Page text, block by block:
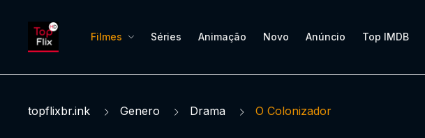
Filmes Séries Animação Novo Anúncio Top IMDB
topflixbr.ink Genero Drama O Colonizador